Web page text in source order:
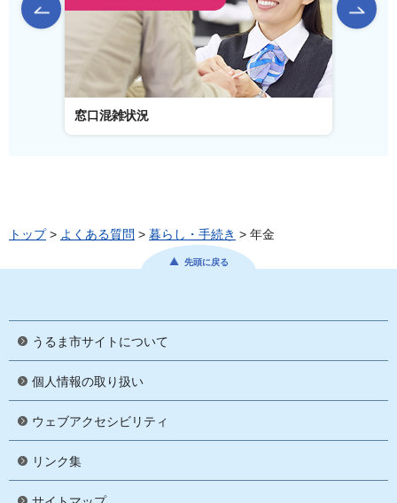
前のスライドを表示
窓口混雑状況
トップ> よくある質問 > 暮らし・手続き > 年金
先頭に戻る
うるま市サイトについて
個人情報の取り扱い
ウェブアクセシビリティ
リンク集